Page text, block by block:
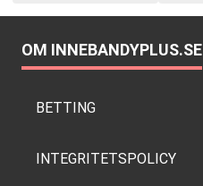
OM INNEBANDYPLUS.SE
BETTING
INTEGRITETSPOLICY